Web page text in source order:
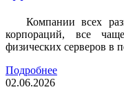
Компании всех
корпораций, все
физических серверов в
Подробнее
02.06.2026